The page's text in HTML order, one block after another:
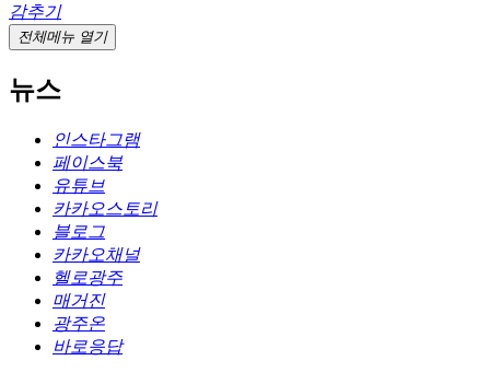
감추기
전체메뉴 열기
뉴스
인스타그램
페이스북
유튜브
카카오스토리
블로그
카카오채널
헬로광주
매거진
광주온
바로응답